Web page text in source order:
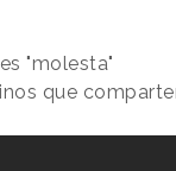
"molesta"
que